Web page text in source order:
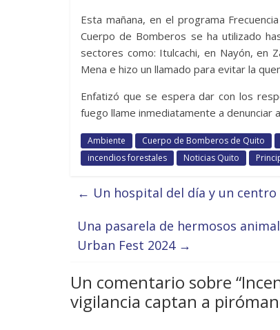
Esta mañana, en el programa
Cuerpo de Bomberos se ha utilizado
sectores como: Itulcachi, en Nayón, en
Mena e hizo un llamado para evitar la
Enfatizó que se espera dar con los
fuego llame inmediatamente a denunciar
Ambiente Cuerpo de Bomberos de Quito
incendios forestales
Noticias Quito
← Un hospital del día y un
Una pasarela de hermosos
Urban Fest 2024 →
Un comentario sobre “
vigilancia captan a